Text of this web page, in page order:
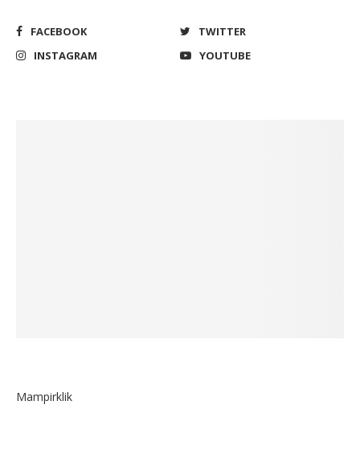
FACEBOOK
TWITTER
INSTAGRAM
YOUTUBE
Mampirklik